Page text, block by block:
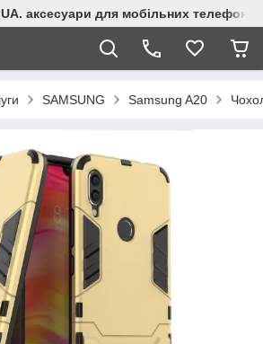
аксесуари для мобільних телефонів
SAMSUNG Samsung A20